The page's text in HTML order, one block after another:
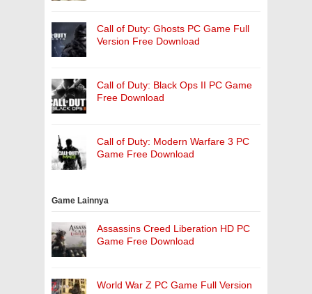
Call of Duty: Ghosts PC Game Full
Version Free Download
Call of Duty: Black Ops II PC Game
Free Download
Call of Duty: Modern Warfare 3 PC
Game Free Download
Game Lainnya
Assassins Creed Liberation HD PC
Game Free Download
World War Z PC Game Full Version